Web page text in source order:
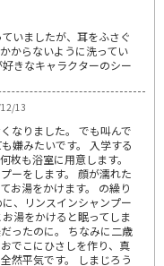
いましたが、耳をふさぐ
からないように洗ってい
きなキャラクターのシー
13
なりました。 でも叫んで
嫌みたいです。 入学する
枚も浴室に用意します。
ーをします。 顔が濡れた
お湯をかけます。 の繰り
、リンスインシャンプー
湯をかけると眠ってしま
ったのに。 ちなみに二歳
でこにひさしを作り、真
然平気です。 しまじろう